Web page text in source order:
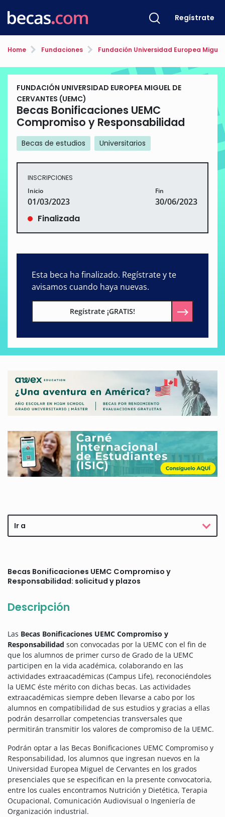
Regístrate
Home Fundaciones Fundación Universidad Europea
FUNDACIÓN UNIVERSIDAD EUROPEA MIGUEL DE
CERVANTES (UEMC)
Becas Bonificaciones UEMC
Compromiso y Responsabilidad
Becas de estudios Universitarios
INSCRIPCIONES
Inicio
01/03/2023
Fin
30/06/2023
Finalizada
Esta beca ha finalizado. Regístrate y te
avisamos cuando haya nuevas.
Regístrate ¡GRATIS!
Ir a
Becas Bonificaciones UEMC Compromiso y
Responsabilidad: solicitud y plazos
Descripción
Las Becas Bonificaciones UEMC Compromiso y
Responsabilidad son convocadas por la UEMC con el fin de
que los alumnos de primer curso de Grado de la UEMC
participen en la vida académica, colaborando en las
actividades extraacadémicas (Campus Life), reconociéndoles
la UEMC éste mérito con dichas becas. Las actividades
extraacadémicas siempre deben llevarse a cabo por los
alumnos en compatibilidad de sus estudios y gracias a ellas
podrán desarrollar competencias transversales que
permitirán transmitir los valores de compromiso de la UEMC.
Podrán optar a las Becas Bonificaciones UEMC Compromiso y
Responsabilidad, los alumnos que ingresan nuevos en la
Universidad Europea Miguel de Cervantes en los grados
presenciales que se especifican en la presente convocatoria,
entre los cuales encontramos Nutrición y Dietética, Terapia
Ocupacional, Comunicación Audiovisual o Ingeniería de
Organización industrial.